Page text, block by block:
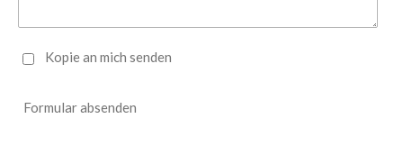
Kopie an mich senden
Formular absenden